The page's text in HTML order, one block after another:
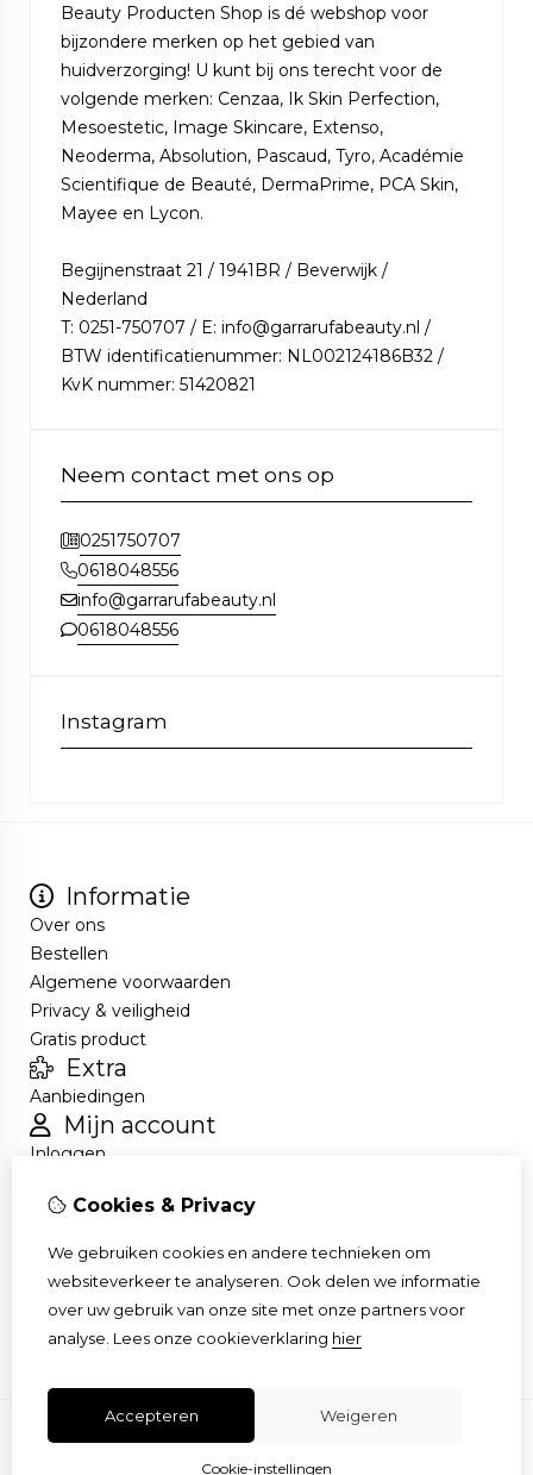
Beauty Producten Shop is dé webshop voor
bijzondere merken op het gebied van
huidverzorging! U kunt bij ons terecht voor de
volgende merken: Cenzaa, Ik Skin Perfection,
Mesoestetic, Image Skincare, Extenso,
Neoderma, Absolution, Pascaud, Tyro, Académie
Scientifique de Beauté, DermaPrime, PCA Skin,
Mayee en Lycon.
Begijnenstraat 21 / 1941BR / Beverwijk /
Nederland
T: 0251-750707 / E: info@garrarufabeauty.nl /
BTW identificatienummer: NL002124186B32 /
KvK nummer: 51420821
Neem contact met ons op
0251750707
0618048556
info@garrarufabeauty.nl
0618048556
Instagram
Informatie
Over ons
Bestellen
Algemene voorwaarden
Privacy & veiligheid
Gratis product
Extra
Aanbiedingen
Mijn account
Inloggen
Nieuwsbrief
Contact
Cookies & Privacy
We gebruiken cookies en andere technieken om
websiteverkeer te analyseren. Ook delen we informatie
over uw gebruik van onze site met onze partners voor
analyse. Lees onze cookieverklaring hier
Accepteren Weigeren
Cookie-instellingen